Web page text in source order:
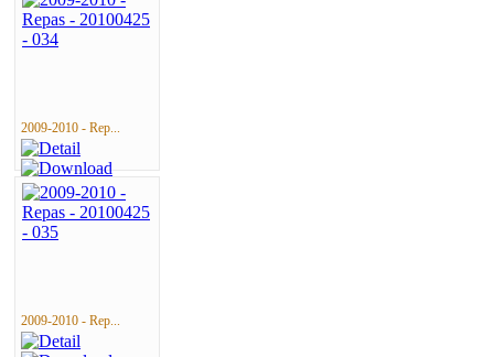
2009-2010 - Rep...
2009-2010 - Rep...